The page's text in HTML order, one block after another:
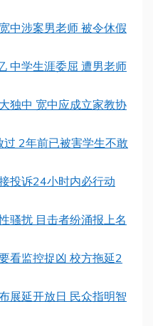
中涉案男老师 被令休假
中学生涯委屈 遭男老师
独中 宽中应成立家教协
2年前已被害学生不敢
投诉24小时内必行动
骚扰 目击者纷涌报上名
看监控捉凶 校方拖延2
展延开放日 民众指明智